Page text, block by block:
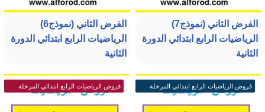
الفرض الثاني (نموذج7)
الرياضيات الرابع ابتدائي الدورة
الثانية
الفرض الثاني (نموذج6)
الرياضيات الرابع ابتدائي الدورة
الثانية
فروض الرياضيات الرابع ابتدائي المرحلة
فروض الرياضيات الرابع ابتدائي المرحلة